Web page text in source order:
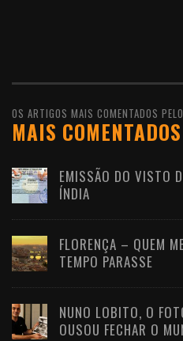
OS ARTIGOS MAIS COMENTADOS
MAIS COMENTADOS
EMISSÃO DO VISTO
ÍNDIA
FLORENÇA – QUEM
TEMPO PARASSE
NUNO LOBITO, O
OUSOU FECHAR O